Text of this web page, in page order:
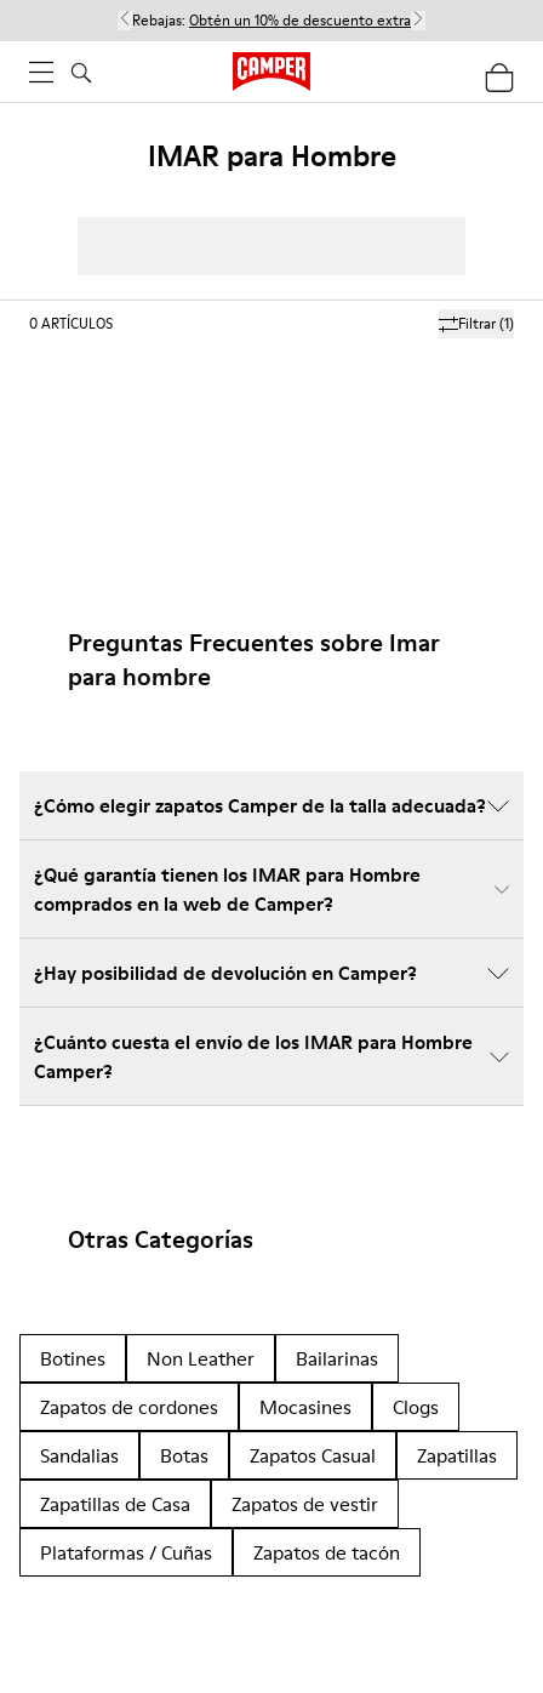
Rebajas: Obtén un 10% de descuento extra
IMAR para Hombre
Filtrar(1)
0ARTÍCULOS
Preguntas Frecuentes sobre Imar
para hombre
¿Cómo elegir zapatos Camper de la talla adecuada?
¿Qué garantía tienen los IMAR para Hombre
comprados en la web de Camper?
¿Hay posibilidad de devolución en Camper?
¿Cuánto cuesta el envío de los IMAR para Hombre
Camper?
Otras Categorías
Botines Non Leather
Bailarinas
Zapatos de cordones
Mocasines
Clogs
Sandalias
Botas Zapatos Casual
Zapatillas
Zapatillas de Casa
Zapatos de vestir
Plataformas / Cuñas
Zapatos de tacón